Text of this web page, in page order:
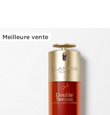
Meilleure vente